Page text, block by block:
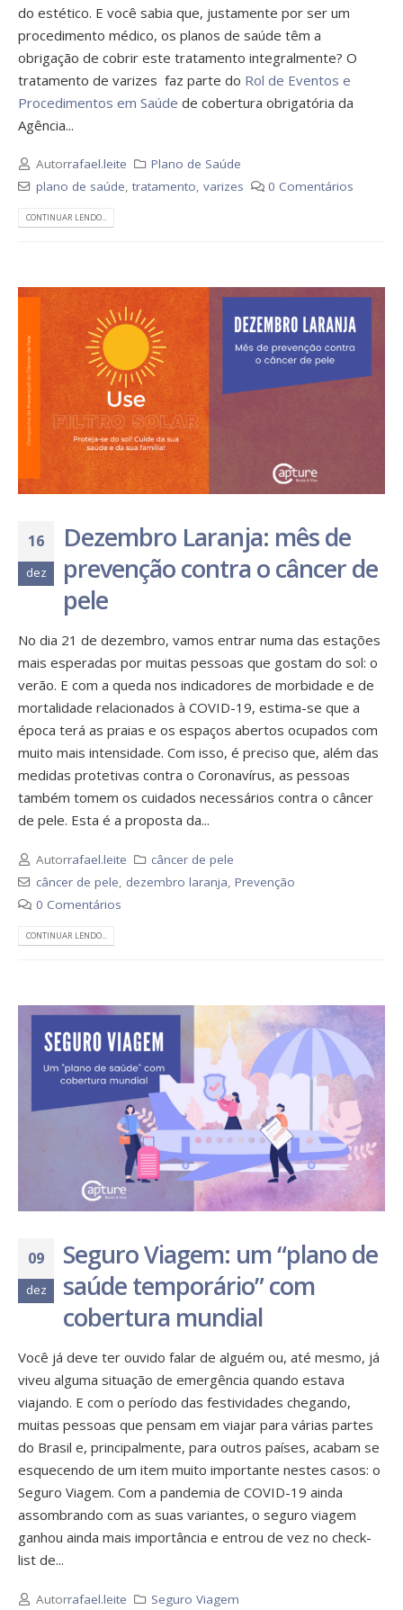
do estético. E você sabia que, justamente por ser um
procedimento médico, os planos de saúde têm a
obrigação de cobrir este tratamento integralmente? O
tratamento de varizes faz parte do Rol de Eventos e
Procedimentos em Saúde de cobertura obrigatória da
Agência...
Autorrafael.leite
Plano de Saúde
plano de saúde, tratamento, varizes 0 Comentários
CONTINUAR LENDO...
16
dez
Dezembro Laranja: mês de
prevenção contra o câncer de
pele
No dia 21 de dezembro, vamos entrar numa das estações
mais esperadas por muitas pessoas que gostam do sol: o
verão. E com a queda nos indicadores de morbidade e de
mortalidade relacionados à COVID-19, estima-se que a
época terá as praias e os espaços abertos ocupados com
muito mais intensidade. Com isso, é preciso que, além das
medidas protetivas contra o Coronavírus, as pessoas
também tomem os cuidados necessários contra o câncer
de pele. Esta é a proposta da...
Autorrafael.leite
câncer de pele
câncer de pele dezembro laranja Prevenção
0 Comentários
CONTINUAR LENDO...
09
dez
Seguro Viagem: um “plano de
saúde temporário” com
cobertura mundial
Você já deve ter ouvido falar de alguém ou, até mesmo, já
viveu alguma situação de emergência quando estava
viajando. E com o período das festividades chegando,
muitas pessoas que pensam em viajar para várias partes
do Brasil e, principalmente, para outros países, acabam se
esquecendo de um item muito importante nestes casos: o
Seguro Viagem. Com a pandemia de COVID-19 ainda
assombrando com as suas variantes, o seguro viagem
ganhou ainda mais importância e entrou de vez no check-
list de...
Autorrafael.leite Seguro Viagem